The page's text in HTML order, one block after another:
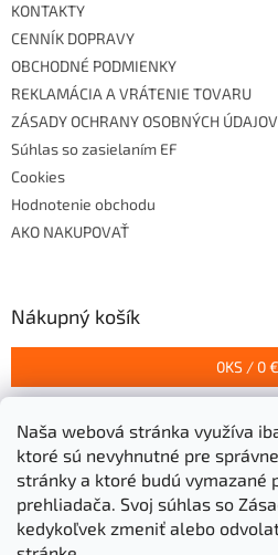
Naša webová stránka využíva
ktoré sú nevyhnutné pre
stránky a ktoré budú vymazané
prehliadača. Svoj súhlas so
kedykoľvek zmeniť alebo
KONTAKTY
CENNÍK DOPRAVY
OBCHODNÉ PODMIENKY
REKLAMÁCIA A VRÁTENIE TOVARU
ZÁSADY OCHRANY OSOBNÝCH ÚDAJOV
Súhlas so zasielaním EF
Cookies
Hodnotenie obchodu
AKO NAKUPOVAŤ
Nákupný košík
0KS / 0 €
Prijímame online platby